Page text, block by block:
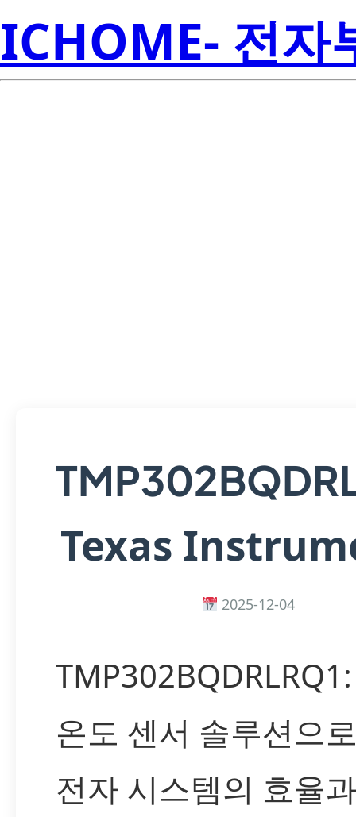
ICHOME- 전자
Texas
2025-12-04
온도 센서 솔루션으
전자 시스템의 효율